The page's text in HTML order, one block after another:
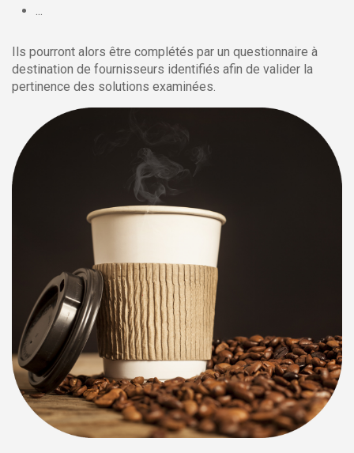
...
Ils pourront alors être complétés par un questionnaire à
destination de fournisseurs identifiés afin de valider la
pertinence des solutions examinées.